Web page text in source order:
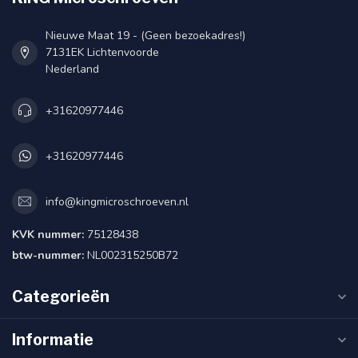
Nieuwe Maat 19 - (Geen bezoekadres!)
7131EK Lichtenvoorde
Nederland
+31620977446
+31620977446
info@kingmicroschroeven.nl
KVK nummer: 75128438
btw-nummer: NL002315250B72
Categorieën
Informatie